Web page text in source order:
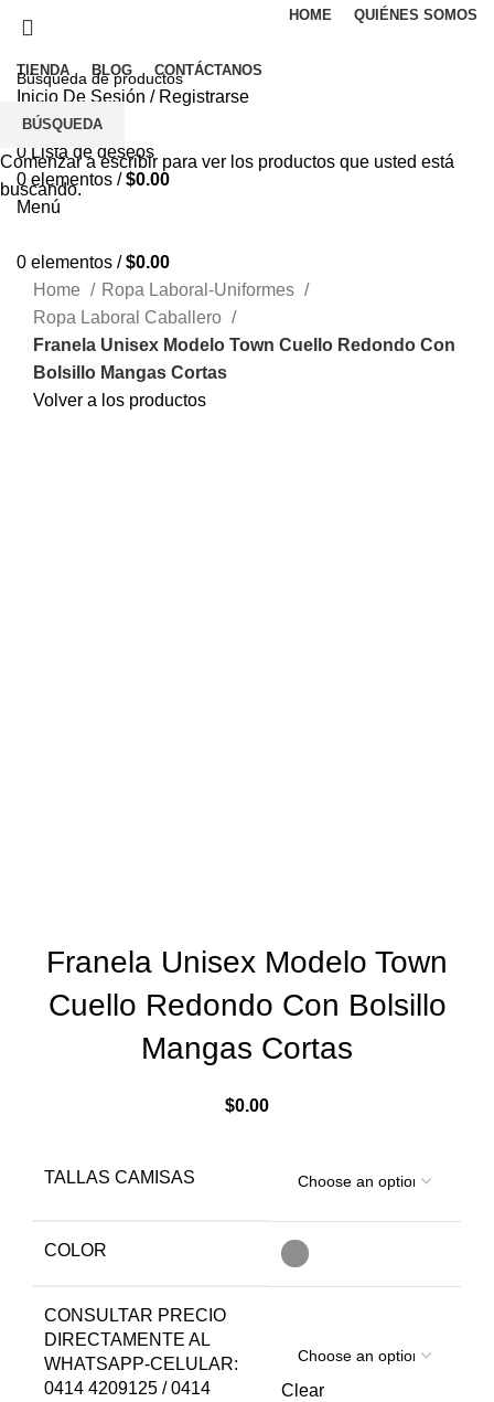
HOME QUIÉNES SOMOS
TIENDA BLOG CONTÁCTANOS
Inicio De Sesión / Registrarse
0 Comparar
0 Lista de deseos
0 elementos / $0.00
Menú
0 elementos / $0.00
Home
Ropa Laboral-Uniformes
Ropa Laboral Caballero
Franela Unisex Modelo Town Cuello Redondo Con
Bolsillo Mangas Cortas
Volver a los productos
Franela Unisex Modelo Town
Cuello Redondo Con Bolsillo
Mangas Cortas
$0.00
TALLAS CAMISAS
COLOR
CONSULTAR PRECIO
DIRECTAMENTE AL
WHATSAPP-CELULAR:
0414 4209125 / 0414
Clear
BÚSQUEDA
Comenzar a escribir para ver los productos que usted está
buscando.